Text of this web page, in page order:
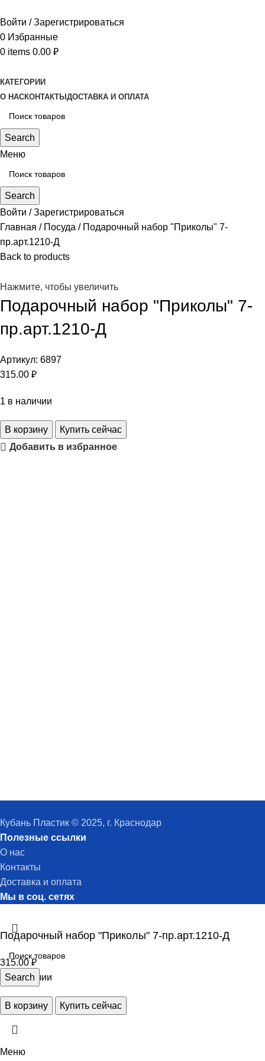
Войти / Зарегистрироваться
0 Избранные
0 items 0.00 ₽
КАТЕГОРИИ
О НАСКОНТАКТЫ ДОСТАВКА И ОПЛАТА
Search
Меню
Search
Войти / Зарегистрироваться
Главная
Посуда
Подарочный набор "Приколы" 7-
пр.арт.1210-Д
Back to products
Нажмите, чтобы увеличить
Подарочный набор "Приколы" 7-
пр.арт.1210-Д
Артикул: 6897
315.00 ₽
1 в наличии
В корзину
Купить сейчас
Добавить в избранное
Кубань Пластик © 2025, г. Краснодар
Полезные ссылки
О нас
Контакты
Доставка и оплата
Мы в соц. сетях
Search
Подарочный набор "Приколы" 7-пр.арт.1210-Д
315.00 ₽
1 в наличии
В корзину Купить сейчас
Меню